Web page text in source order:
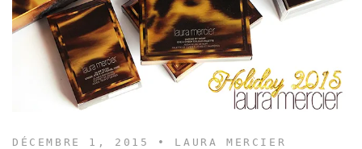
DÉCEMBRE 1, 2015 • LAURA MERCIER